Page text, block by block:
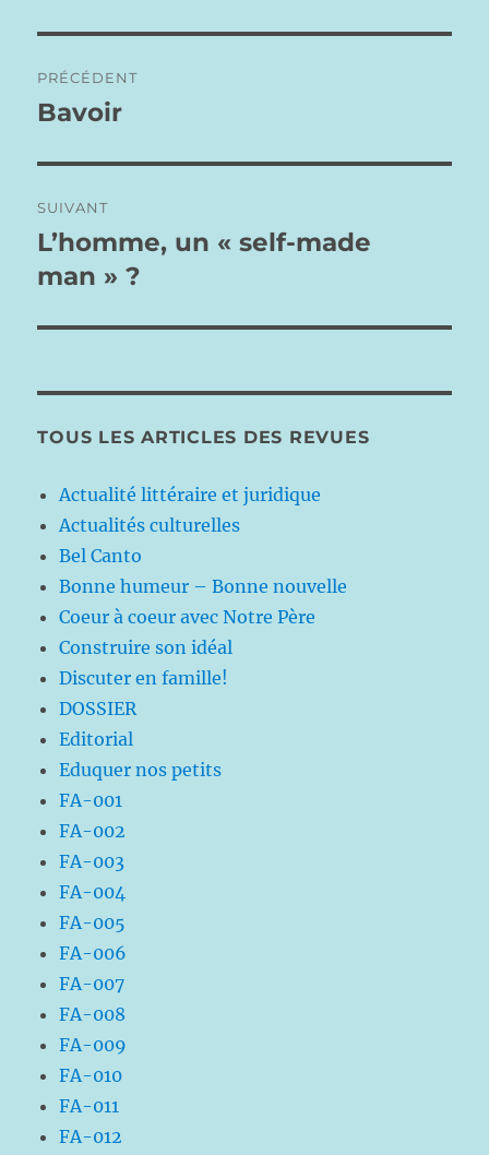
de
PRÉCÉDENT
Publication
Bavoir
SUIVANT
Publication
suivante :
L’homme, un « self-made
man » ?
TOUS LES ARTICLES DES REVUES
Actualité littéraire et juridique
Actualités culturelles
Bel Canto
Bonne humeur – Bonne nouvelle
Coeur à coeur avec Notre Père
Construire son idéal
Discuter en famille!
DOSSIER
Editorial
Eduquer nos petits
FA-001
FA-002
FA-003
FA-004
FA-005
FA-006
FA-007
FA-008
FA-009
FA-010
FA-011
FA-012